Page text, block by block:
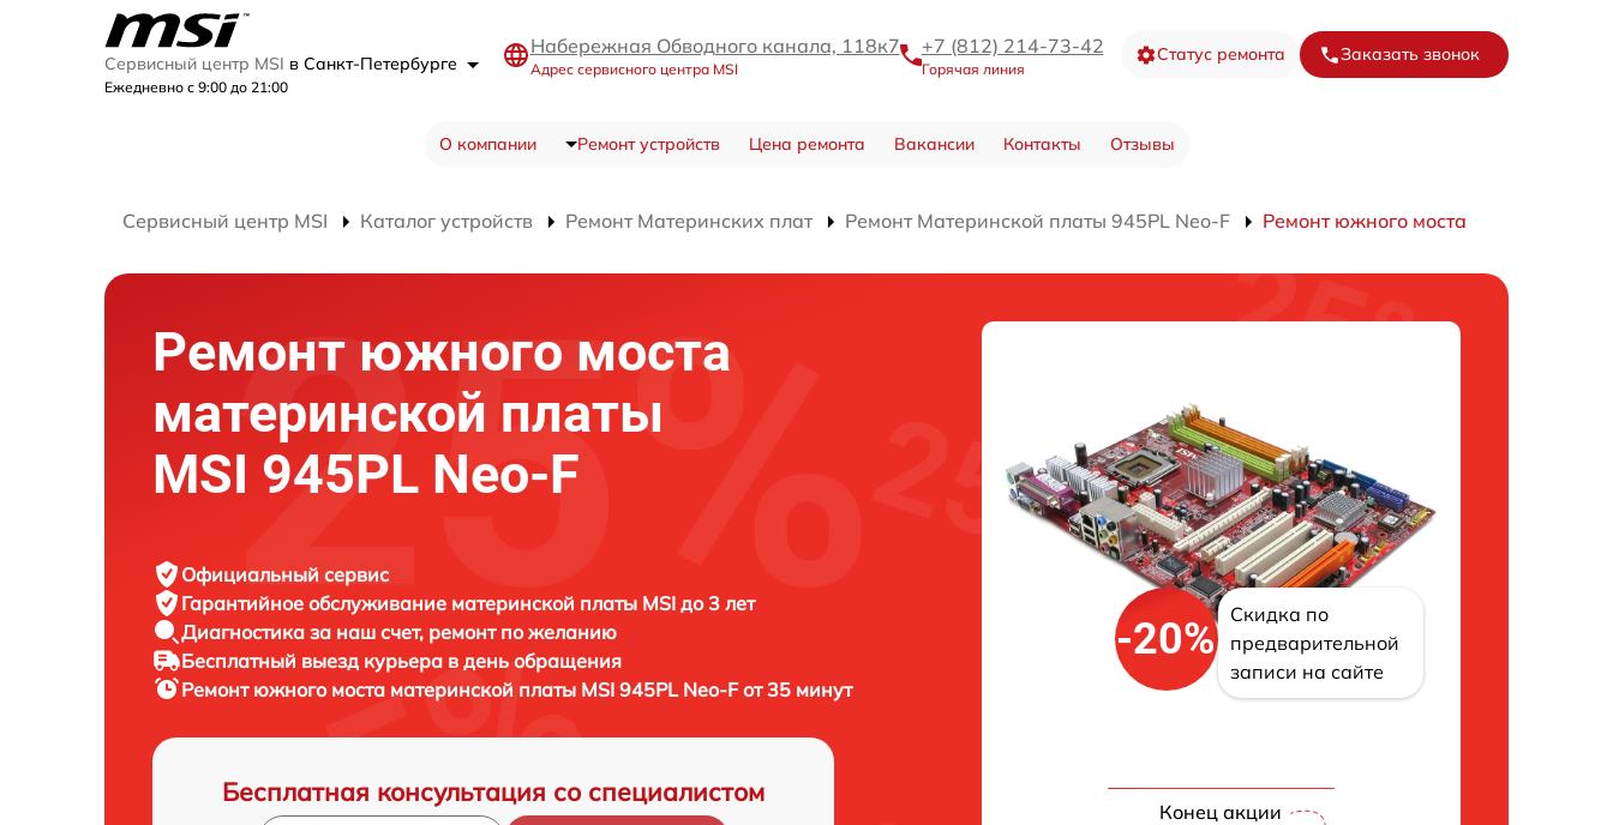
Сервисный центр MSI в Санкт-Петербурге
Ежедневно с 9:00 до 21:00
Набережная Обводного канала, 118к7
Адрес сервисного центра MSI
+7 (812) 214-73-42
Горячая линия
Статус ремонта Заказать звонок
О компании Ремонт устройств Цена ремонта Вакансии Контакты Отзывы
Сервисный центр MSI Каталог устройств Ремонт Материнских плат Ремонт Материнской платы 945PL Neo-F Ремонт южного моста
Ремонт южного моста
материнской платы
MSI 945PL Neo-F
Официальный сервис
Гарантийное обслуживание материнской платы MSI до 3 лет
Диагностика за наш счет, ремонт по желанию
Бесплатный выезд курьера в день обращения
Ремонт южного моста материнской платы MSI 945PL Neo-F от 35 минут
Бесплатная консультация со специалистом
-20%
Скидка по
предварительной
записи на сайте
Конец акции